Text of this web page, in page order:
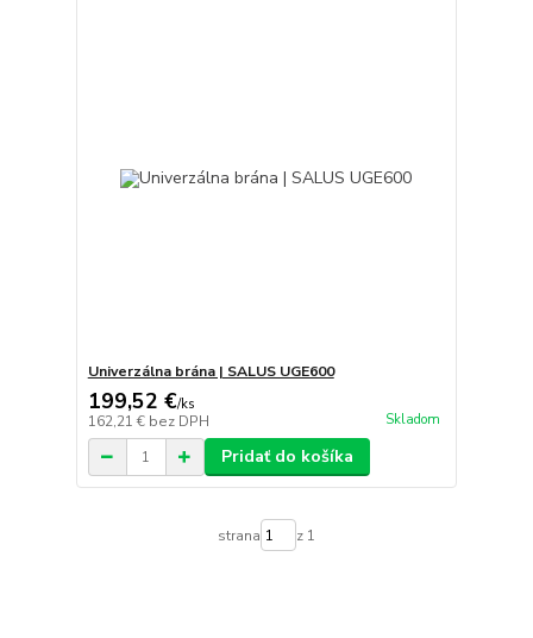
Univerzálna brána | SALUS UGE600
199,52 €/ks
162,21 € bez DPH Skladom
Pridať do košíka
strana z 1